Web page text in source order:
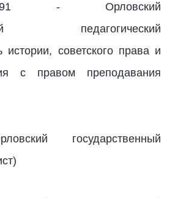
- Орловский
педагогический
истории, советского права и
с правом преподавания
государственный